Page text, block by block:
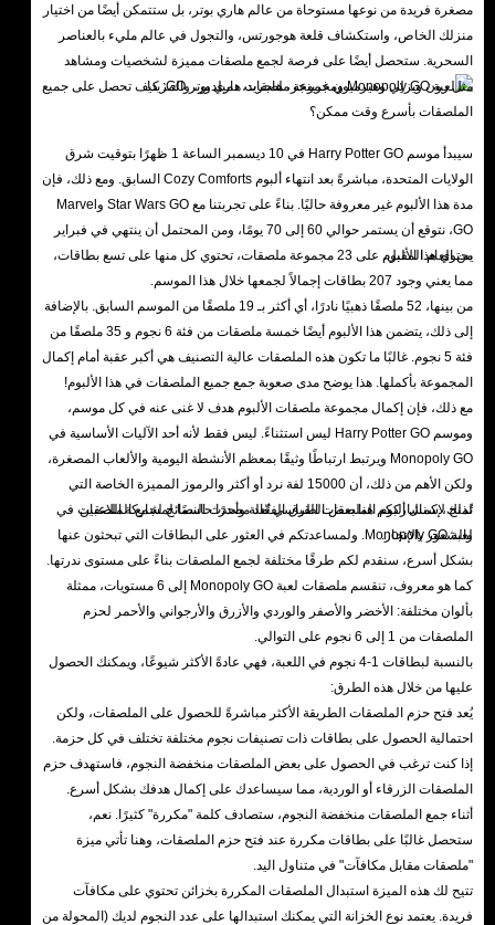
مصغرة فريدة من نوعها مستوحاة من عالم هاري بوتر، بل ستتمكن أيضًا من اختيار
منزلك الخاص، واستكشاف قلعة هوجورتس، والتجول في عالم مليء بالعناصر
السحرية. ستحصل أيضًا على فرصة لجمع ملصقات مميزة لشخصيات ومشاهد
مثل رون ويزلي وهيرميون غرينجر، هاجريد، دمبلدور، والمزيد!
سيبدأ موسم Harry Potter GO في 10 ديسمبر الساعة 1 ظهرًا بتوقيت شرق
الولايات المتحدة، مباشرةً بعد انتهاء ألبوم Cozy Comforts السابق. ومع ذلك، فإن
مدة هذا الألبوم غير معروفة حاليًا. بناءً على تجربتنا مع Star Wars GO وMarvel
GO، نتوقع أن يستمر حوالي 60 إلى 70 يومًا، ومن المحتمل أن ينتهي في فبراير
من العام المقبل.
يحتوي هذا الألبوم على 23 مجموعة ملصقات، تحتوي كل منها على تسع بطاقات،
مما يعني وجود 207 بطاقات إجمالاً لجمعها خلال هذا الموسم.
من بينها، 52 ملصقًا ذهبيًا نادرًا، أي أكثر بـ 19 ملصقًا من الموسم السابق. بالإضافة
إلى ذلك، يتضمن هذا الألبوم أيضًا خمسة ملصقات من فئة 6 نجوم و 35 ملصقًا من
فئة 5 نجوم. غالبًا ما تكون هذه الملصقات عالية التصنيف هي أكبر عقبة أمام إكمال
المجموعة بأكملها. هذا يوضح مدى صعوبة جمع جميع الملصقات في هذا الألبوم!
مع ذلك، فإن إكمال مجموعة ملصقات الألبوم هدف لا غنى عنه في كل موسم،
وموسم Harry Potter GO ليس استثناءً. ليس فقط لأنه أحد الآليات الأساسية في
Monopoly GO ويرتبط ارتباطًا وثيقًا بمعظم الأنشطة اليومية والألعاب المصغرة،
ولكن الأهم من ذلك، أن 15000 لفة نرد أو أكثر والرموز المميزة الخاصة التي
تُمنح لإكمال ألبوم الملصقات القياسي تُعد مصدرًا حاسمًا لمشاركة اللاعبين
والشعور بالإنجاز.
لذلك، سنشارككم هنا بعض الطرق الفعّالة وأحدث النصائح لجمع الملصقات في
لعبة Monopoly GO. ولمساعدتكم في العثور على البطاقات التي تبحثون عنها
بشكل أسرع، سنقدم لكم طرقًا مختلفة لجمع الملصقات بناءً على مستوى ندرتها.
كما هو معروف، تنقسم ملصقات لعبة Monopoly GO إلى 6 مستويات، ممثلة
بألوان مختلفة: الأخضر والأصفر والوردي والأزرق والأرجواني والأحمر لحزم
الملصقات من 1 إلى 6 نجوم على التوالي.
بالنسبة لبطاقات 1-4 نجوم في اللعبة، فهي عادةً الأكثر شيوعًا، ويمكنك الحصول
عليها من خلال هذه الطرق:
يُعد فتح حزم الملصقات الطريقة الأكثر مباشرةً للحصول على الملصقات، ولكن
احتمالية الحصول على بطاقات ذات تصنيفات نجوم مختلفة تختلف في كل حزمة.
إذا كنت ترغب في الحصول على بعض الملصقات منخفضة النجوم، فاستهدف حزم
الملصقات الزرقاء أو الوردية، مما سيساعدك على إكمال هدفك بشكل أسرع.
أثناء جمع الملصقات منخفضة النجوم، ستصادف كلمة "مكررة" كثيرًا. نعم،
ستحصل غالبًا على بطاقات مكررة عند فتح حزم الملصقات، وهنا تأتي ميزة
"ملصقات مقابل مكافآت" في متناول اليد.
تتيح لك هذه الميزة استبدال الملصقات المكررة بخزائن تحتوي على مكافآت
فريدة. يعتمد نوع الخزانة التي يمكنك استبدالها على عدد النجوم لديك (المحولة من